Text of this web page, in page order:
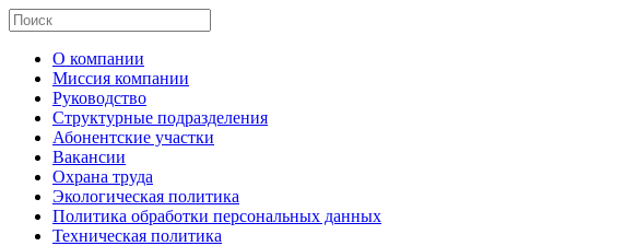
О компании
Миссия компании
Руководство
Структурные подразделения
Абонентские участки
Вакансии
Охрана труда
Экологическая политика
Политика обработки персональных данных
Техническая политика